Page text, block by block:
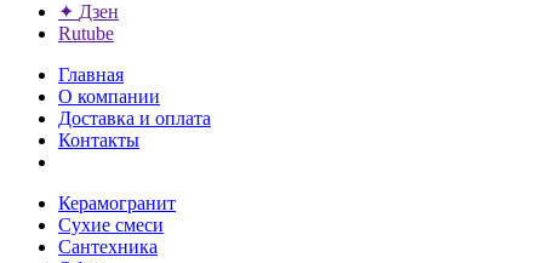
✦ Дзен
Rutube
Главная
О компании
Доставка и оплата
Контакты
Керамогранит
Сухие смеси
Сантехника